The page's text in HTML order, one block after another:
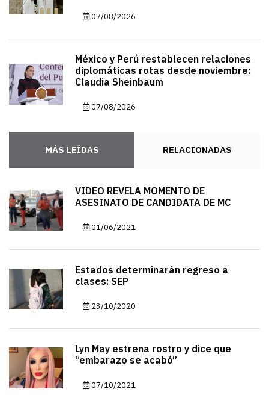
07/08/2026
México y Perú restablecen relaciones
diplomáticas rotas desde noviembre:
Claudia Sheinbaum
07/08/2026
MÁS LEÍDAS RELACIONADAS
VIDEO REVELA MOMENTO DE
ASESINATO DE CANDIDATA DE MC
01/06/2021
Estados determinarán regreso a
clases: SEP
23/10/2020
Lyn May estrena rostro y dice que
“embarazo se acabó”
07/10/2021